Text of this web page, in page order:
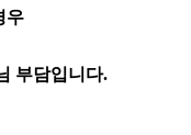
우
부담입니 다.